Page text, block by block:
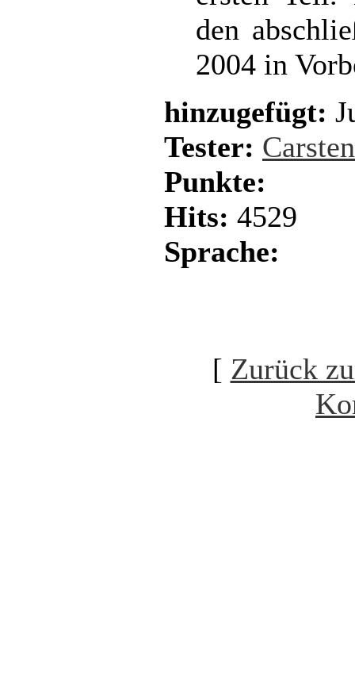
den
2004 in
hinzugefügt:
Tester:
Punkte:
Hits: 4529
Sprache:
[ Zurück